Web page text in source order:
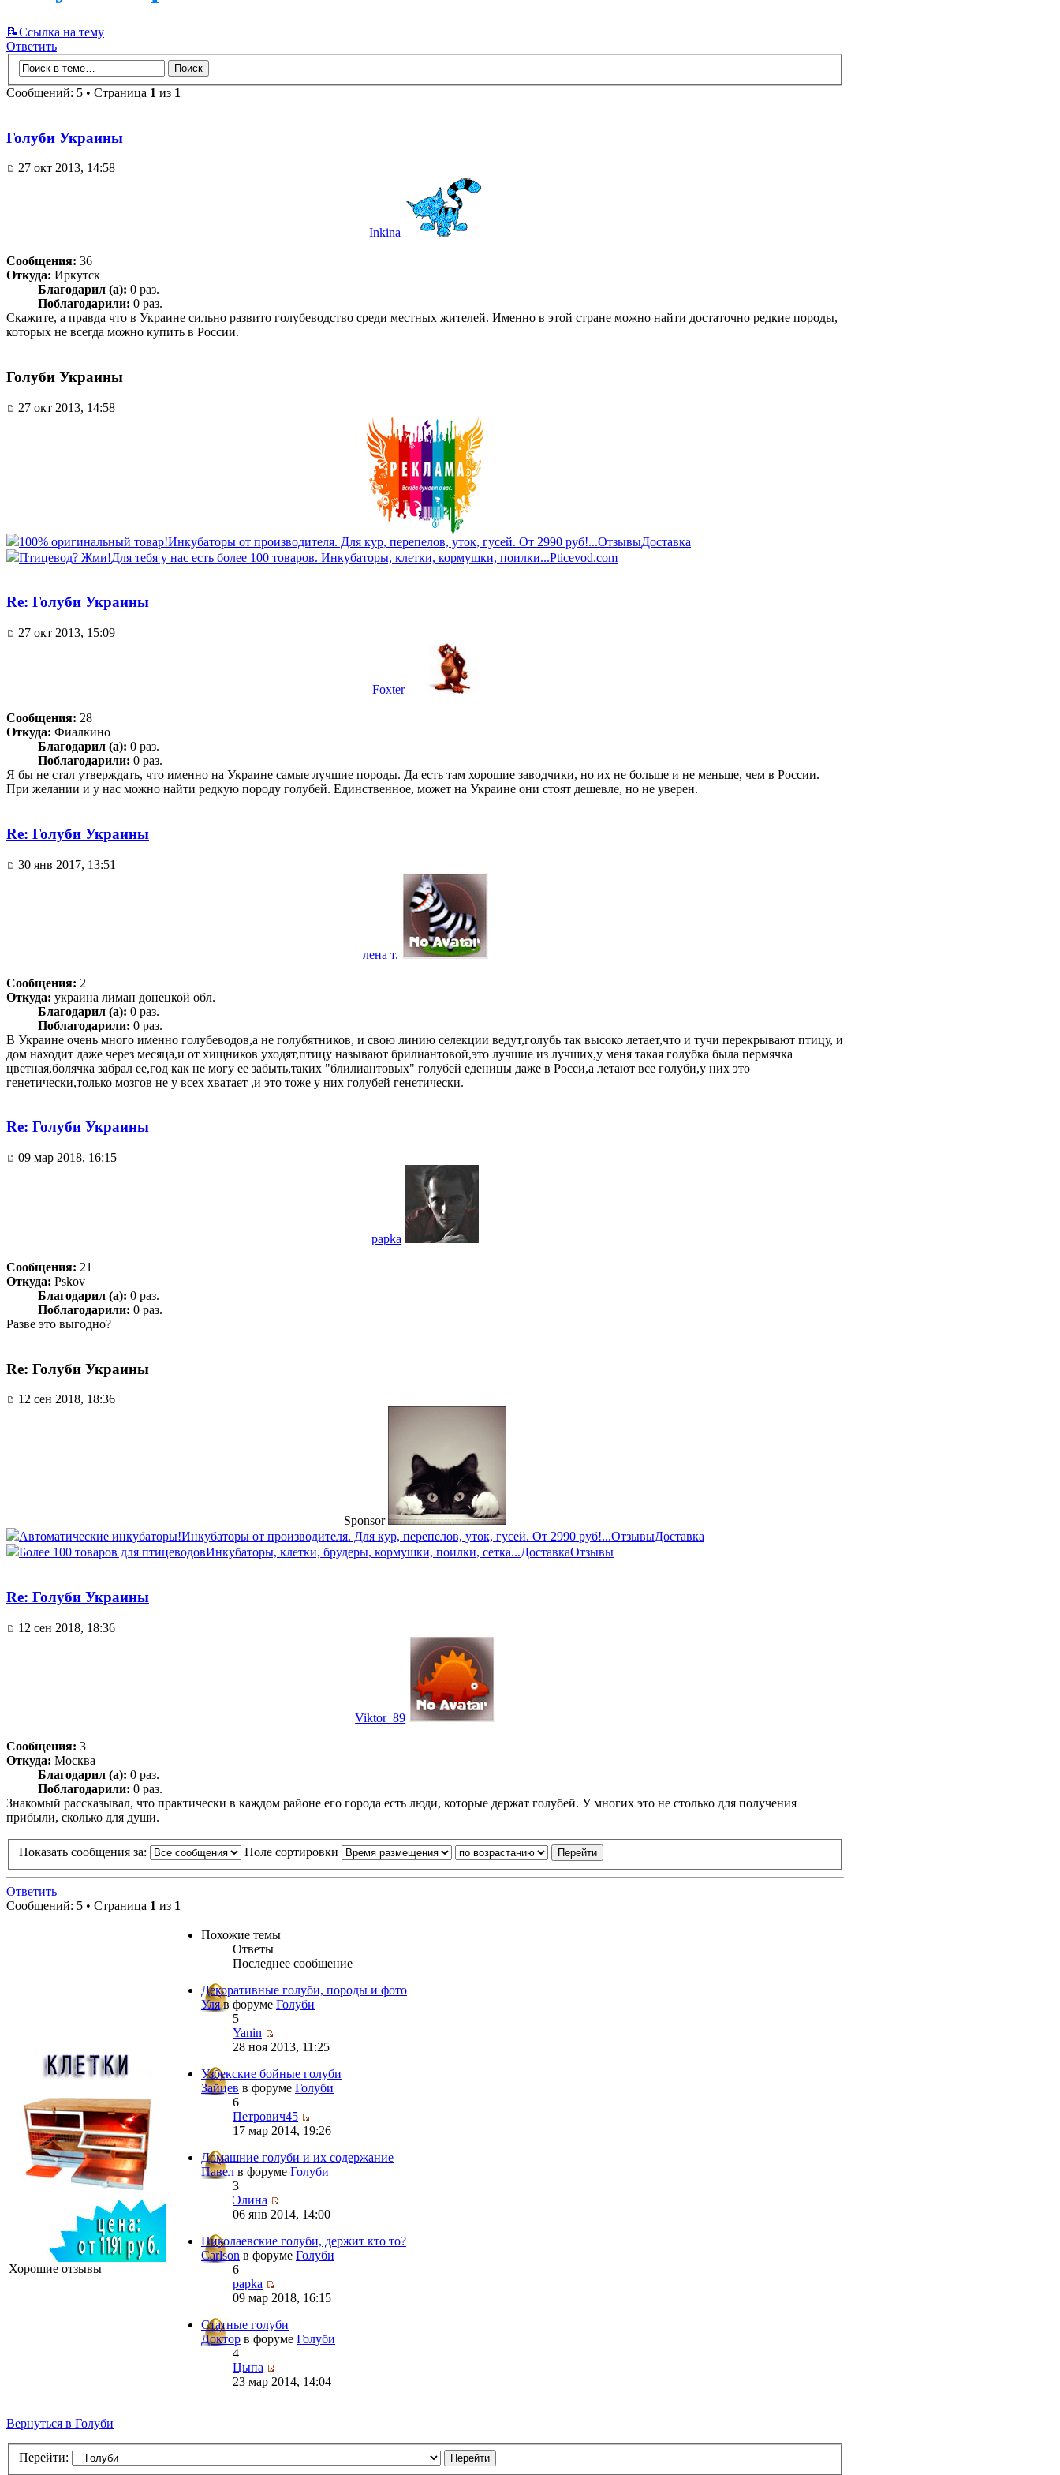
📝Ссылка на тему
Ответить
Сообщений: 5 • Страница 1 из 1
Голуби Украины
27 окт 2013, 14:58
Inkina
Сообщения: 36
Откуда: Иркутск
Благодарил (а): 0 раз.
Поблагодарили: 0 раз.
Скажите, а правда что в Украине сильно развито голубеводство среди местных жителей. Именно в этой стране можно найти достаточно редкие породы,
которых не всегда можно купить в России.
Голуби Украины
27 окт 2013, 14:58
100% оригинальный товар!Инкубаторы от производителя. Для кур, перепелов, уток, гусей. От 2990 руб!...ОтзывыДоставка
Птицевод? Жми!Для тебя у нас есть более 100 товаров. Инкубаторы, клетки, кормушки, поилки...Pticevod.com
Re: Голуби Украины
27 окт 2013, 15:09
Foxter
Сообщения: 28
Откуда: Фиалкино
Благодарил (а): 0 раз.
Поблагодарили: 0 раз.
Я бы не стал утверждать, что именно на Украине самые лучшие породы. Да есть там хорошие заводчики, но их не больше и не меньше, чем в России.
При желании и у нас можно найти редкую породу голубей. Единственное, может на Украине они стоят дешевле, но не уверен.
Re: Голуби Украины
30 янв 2017, 13:51
лена т.
Сообщения: 2
Откуда: украина лиман донецкой обл.
Благодарил (а): 0 раз.
Поблагодарили: 0 раз.
В Украине очень много именно голубеводов,а не голубятников, и свою линию селекции ведут,голубь так высоко летает,что и тучи перекрывают птицу, и
дом находит даже через месяца,и от хищников уходят,птицу называют брилиантовой,это лучшие из лучших,у меня такая голубка была пермячка
цветная,болячка забрал ее,год как не могу ее забыть,таких "блилиантовых" голубей еденицы даже в Росси,а летают все голуби,у них это
генетически,только мозгов не у всех хватает ,и это тоже у них голубей генетически.
Re: Голуби Украины
09 мар 2018, 16:15
papka
Сообщения: 21
Откуда: Pskov
Благодарил (а): 0 раз.
Поблагодарили: 0 раз.
Разве это выгодно?
Re: Голуби Украины
12 сен 2018, 18:36
Sponsor
Автоматические инкубаторы!Инкубаторы от производителя. Для кур, перепелов, уток, гусей. От 2990 руб!...ОтзывыДоставка
Более 100 товаров для птицеводовИнкубаторы, клетки, брудеры, кормушки, поилки, сетка...ДоставкаОтзывы
Re: Голуби Украины
12 сен 2018, 18:36
Viktor_89
Сообщения: 3
Откуда: Москва
Благодарил (а): 0 раз.
Поблагодарили: 0 раз.
Знакомый рассказывал, что практически в каждом районе его города есть люди, которые держат голубей. У многих это не столько для получения
прибыли, сколько для души.
Показать сообщения за: Поле сортировки
Ответить
Сообщений: 5 • Страница 1 из 1
Хорошие отзывы
Похожие темы
Ответы
Последнее сообщение
Декоративные голуби, породы и фото
Уляв форуме Голуби
5
Yanin
28 ноя 2013, 11:25
Узбекские бойные голуби
Зайцев в форуме Голуби
6
Петрович45
17 мар 2014, 19:26
Домашние голуби и их содержание
Павел в форуме Голуби
3
Элина
06 янв 2014, 14:00
Николаевские голуби, держит кто то?
Carlson в форуме Голуби
6
papka
09 мар 2018, 16:15
Статные голуби
Доктор в форуме Голуби
4
Цыпа
23 мар 2014, 14:04
Вернуться в Голуби
Перейти: